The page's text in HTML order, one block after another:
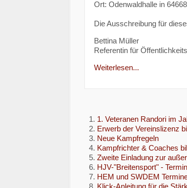
Ort: Odenwaldhalle in
Die Ausschreibung für
Bettina Müller
Referentin für
Weiterlesen...
1. Veteranen Randori im
Erwerb der Vereinslizenz
Neue Kampfregeln
Kampfrichter & Coaches
Zweite Einladung zur
HJV-"Breitensport" -
HEM und SWDEM